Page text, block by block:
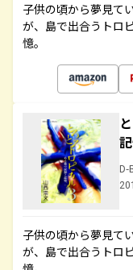
子供の頃から夢見て
が、島で出合うトロ
憶。
D-
子供の頃から夢見て
が、島で出合うトロ